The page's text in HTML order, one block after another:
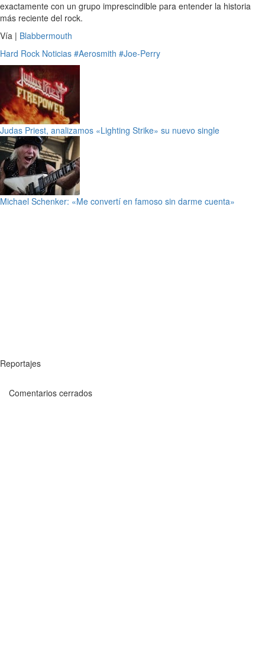
exactamente con un grupo imprescindible para entender la historia
más reciente del rock.
Vía | Blabbermouth
Hard Rock Noticias #Aerosmith #Joe-Perry
Judas Priest, analizamos «Lighting Strike» su nuevo single
Michael Schenker: «Me convertí en famoso sin darme cuenta»
Reportajes
Comentarios cerrados